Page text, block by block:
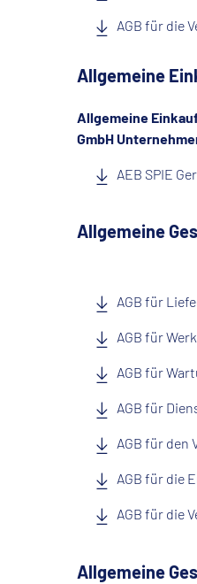
AGB für die
Allgemeine
Allgemeine
GmbH
AEB SPIE
Allgemeine
AGB für
AGB für
AGB für
AGB für
AGB für den
AGB für die
AGB für die
Allgemeine